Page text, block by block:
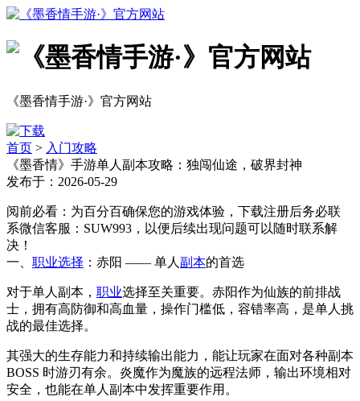
《墨香情手游·》官方网站
首页 > 入门攻略
《墨香情》手游单人副本攻略：独闯仙途，破界封神
发布于：2026-05-29
阅前必看：为百分百确保您的游戏体验，下载注册后务必联
系微信客服：SUW993，以便后续出现问题可以随时联系解
决！
一、 职业选择 ：赤阳 —— 单人 副本的首选
对于单人副本， 职业选择至关重要。赤阳作为仙族的前排战
士，拥有高防御和高血量，操作门槛低，容错率高，是单人挑
战的最佳选择。
其强大的生存能力和持续输出能力，能让玩家在面对各种副本
BOSS 时游刃有余。炎魔作为魔族的远程法师，输出环境相对
安全，也能在单人副本中发挥重要作用。